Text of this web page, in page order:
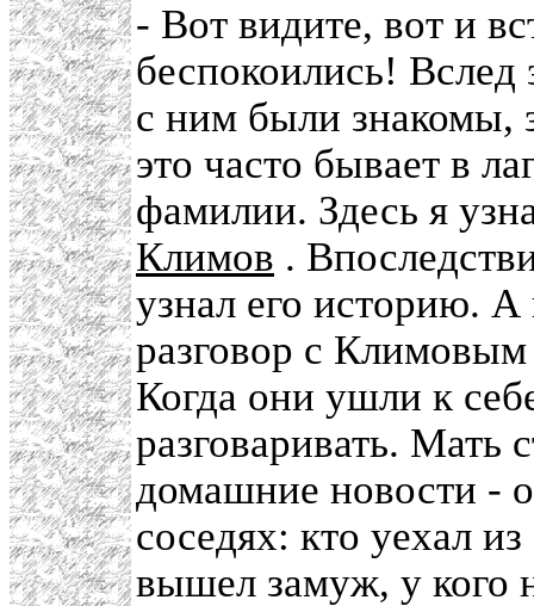
- Вот видите, вот и
беспокоились!
с ним были знакомы,
это часто бывает в
фамилии. Здесь я
Климов .
узнал его историю.
разговор с
Когда они ушли к
разговаривать. Мать
домашние новости -
соседях: кто уехал
вышел замуж, у кого